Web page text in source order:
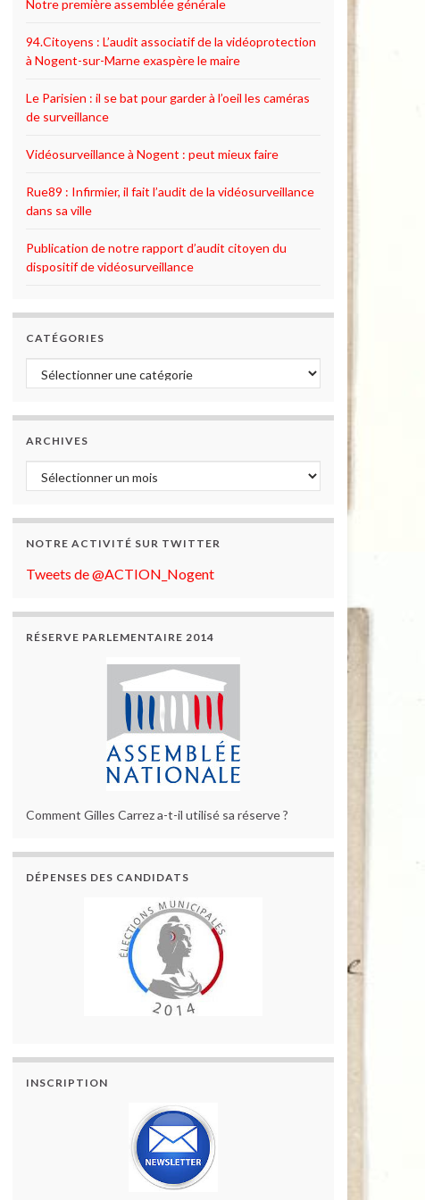
Notre première assemblée générale
94.Citoyens : L’audit associatif de la vidéoprotection
à Nogent-sur-Marne exaspère le maire
Le Parisien : il se bat pour garder à l’oeil les caméras
de surveillance
Vidéosurveillance à Nogent : peut mieux faire
Rue89 : Infirmier, il fait l’audit de la vidéosurveillance
dans sa ville
Publication de notre rapport d’audit citoyen du
dispositif de vidéosurveillance
CATÉGORIES
Catégories
ARCHIVES
Archives
NOTRE ACTIVITÉ SUR TWITTER
Tweets de @ACTION_Nogent
RÉSERVE PARLEMENTAIRE 2014
Comment Gilles Carrez a-t-il utilisé sa réserve ?
DÉPENSES DES CANDIDATS
INSCRIPTION